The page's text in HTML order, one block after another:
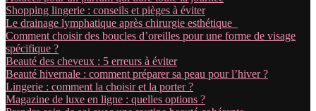
Shopping lingerie : conseils et pièges à éviter
Le drainage lymphatique après chirurgie esthétique
Comment choisir des boucles d’oreilles pour une forme de visage
spécifique ?
Beauté des cheveux : 5 erreurs à éviter
Beauté hivernale : comment préparer sa peau pour l’hiver ?
Lingerie : comment la choisir et la porter ?
Magazine de luxe en ligne : quelles options ?